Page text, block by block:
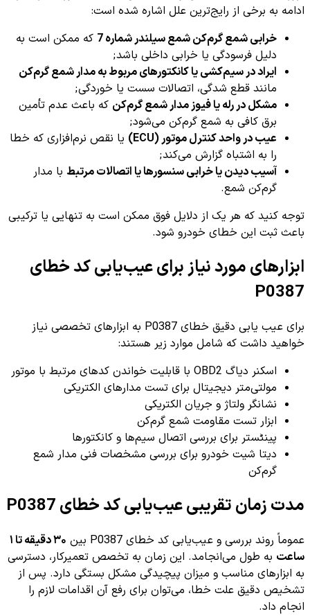
ادامه به برخی از رایج‌ترین علل اشاره شده است:
خرابی شمع گرم‌کن شمع سیلندر شماره 7
که ممکن است به
دلیل فرسودگی یا خرابی داخلی باشد;
ایراد در سیم‌کشی یا کانکتورهای مربوط به مدار شمع گرم‌کن
مانند قطع شدگی، اتصالات سست یا خوردگی;
مشکل در رله یا فیوز مدار شمع گرم‌کن که باعث عدم تأمین
برق کافی به شمع گرم‌کن می‌شود;
عیب در واحد کنترل موتور (ECU)
یا نقص نرم‌افزاری که خطا
را به اشتباه گزارش می‌کند;
آسیب دیدن یا خرابی سنسورها یا اتصالات مرتبط با مدار
گرم‌کن شمع.
توجه کنید که هر یک از دلایل فوق ممکن است به تنهایی یا ترکیبی
باعث ثبت این خطای خودرو شود.
ابزارهای مورد نیاز برای عیب‌یابی کد خطای
P0387
برای عیب‌ یابی دقیق خطای P0387 به ابزارهای تخصصی نیاز
خواهید داشت که شامل موارد زیر هستند:
اسکنر دیاگ OBD2 با قابلیت خواندن کدهای مرتبط با موتور
مولتی‌متر دیجیتال برای تست مدارهای الکتریکی
نشانگر ولتاژ و جریان الکتریکی
ابزار تست مقاومت شمع گرم‌کن
پینٹستر برای بررسی اتصال سیم‌ها و کانکتورها
دیتا شیت خودرو برای بررسی مشخصات فنی مدار شمع
گرم‌کن
مدت زمان تقریبی عیب‌یابی کد خطای P0387
عموماً روند بررسی و عیب‌یابی کد خطای P0387 بین
۳۰ دقیقه تا ۱
ساعت به طول می‌انجامد. این زمان به تخصص تعمیرکار، دسترسی
به ابزارهای مناسب و میزان پیچیدگی مشکل بستگی دارد. پس از
تشخیص دقیق علت خطا، می‌توان برای رفع آن اقدامات لازم را
انجام داد.